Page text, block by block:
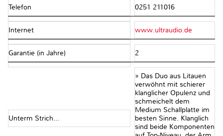
Telefon 0251 211016
Internet www.ultraudio.de
Garantie (in Jahre) 2
Unterm Strich...
» Das Duo aus Litauen
verwöhnt mit schierer
klanglicher Opulenz und
schmeichelt dem
Medium Schallplatte im
besten Sinne. Klanglich
sind beide Komponenten